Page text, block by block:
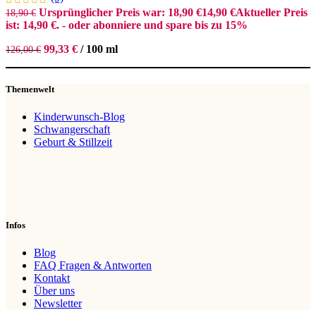
18,90€ Ursprünglicher Preis war: 18,90 €14,90 €Aktueller Preis
ist: 14,90 €. - oder abonniere und spare bis zu 15%
126,00€ 99,33 € / 100 ml
Themenwelt
Kinderwunsch-Blog
Schwangerschaft
Geburt & Stillzeit
Infos
Blog
FAQ Fragen & Antworten
Kontakt
Über uns
Newsletter